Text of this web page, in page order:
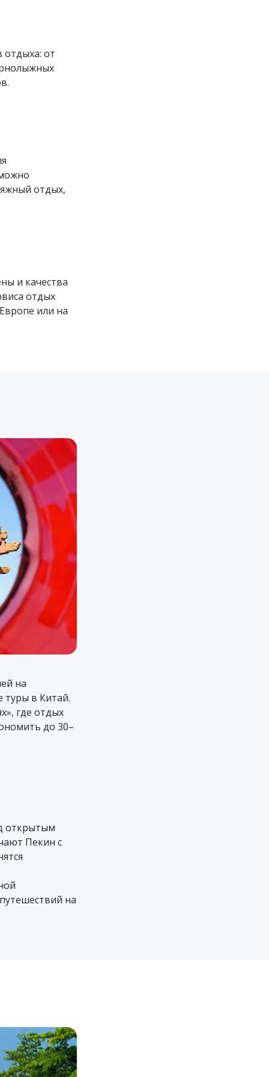
от
отдых,
и качества
отдых
или на
на
туры в Китай.
где отдых
до 30–
открытым
Пекин с
на